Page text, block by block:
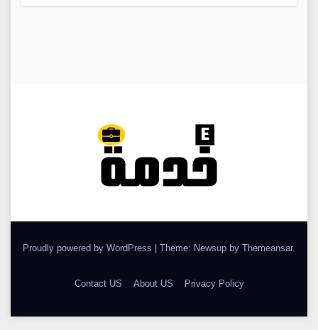
Proudly powered by WordPress Theme: Newsup by Themeansar.
Contact US About US Privacy Policy